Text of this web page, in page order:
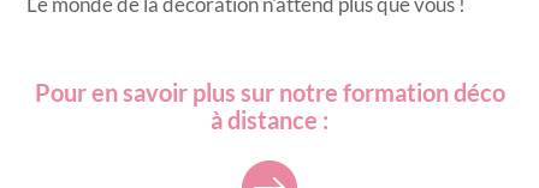
Pour en savoir plus sur notre formation déco
à distance :